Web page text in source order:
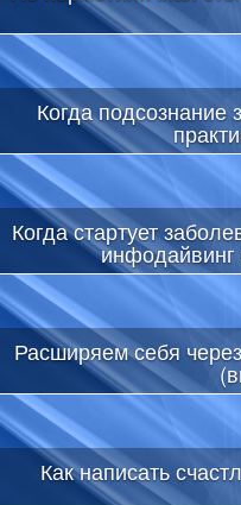
Когда подсознание
Когда стартует
инфодайвинг
Расширяем себя
Как написать